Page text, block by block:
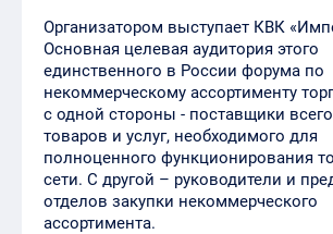
Организатором выступает КВК
Основная целевая аудитория этого
единственного в России форума по
некоммерческому ассортименту
с одной стороны - поставщики
товаров и услуг, необходимого для
полноценного функционирования
сети. С другой – руководители и
отделов закупки некоммерческого
ассортимента.